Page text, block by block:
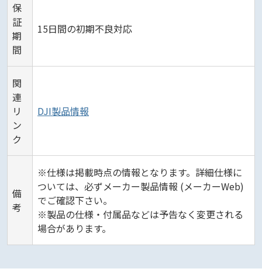
保
証
期
間
15日間の初期不良対応
関
連
リ
ン
ク
DJI製品情報
備
考
※仕様は掲載時点の情報となります。詳細仕様に
ついては、必ずメーカー製品情報 (メーカーWeb)
でご確認下さい。
※製品の仕様・付属品などは予告なく変更される
場合があります。